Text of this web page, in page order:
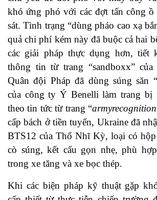
khó ứng phó với các đợt tấn công
sát. Tình trạng “dùng pháo cao xạ
quả chi phí kém này đã buộc cả hai
các giải pháp thực dụng hơn, tiết
thông tin từ trang “sandboxx”
Quân đội Pháp đã dùng súng săn
của công ty Ý Benelli làm trang bị
theo tin tức từ trang “armyrecognition
cấp bách ở tiền tuyến, Ukraine đã
BTS12 của Thổ Nhĩ Kỳ, loại có hộp
cò súng, kết cấu gọn nhẹ, phù
trong xe tăng và xe bọc thép.
Khi các biện pháp kỹ thuật gặp